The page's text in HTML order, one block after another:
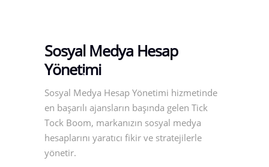
Sosyal Medya Hesap
Yönetimi
Sosyal Medya Hesap Yönetimi hizmetinde
en başarılı ajansların başında gelen Tick
Tock Boom, markanızın sosyal medya
hesaplarını yaratıcı fikir ve stratejilerle
yönetir.